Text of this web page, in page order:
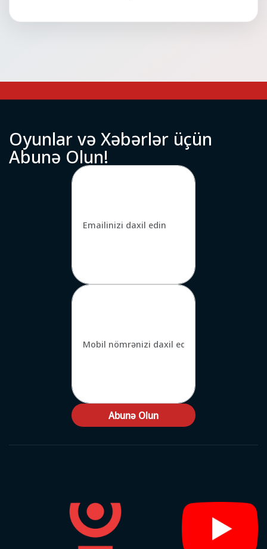
Oyunlarvə Xəbərlər üçün
Abunə Olun!
Abunə Olun